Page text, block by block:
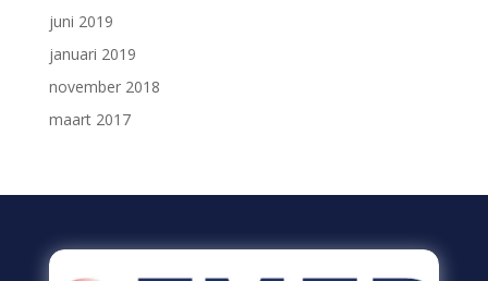
juni 2019
januari 2019
november 2018
maart 2017